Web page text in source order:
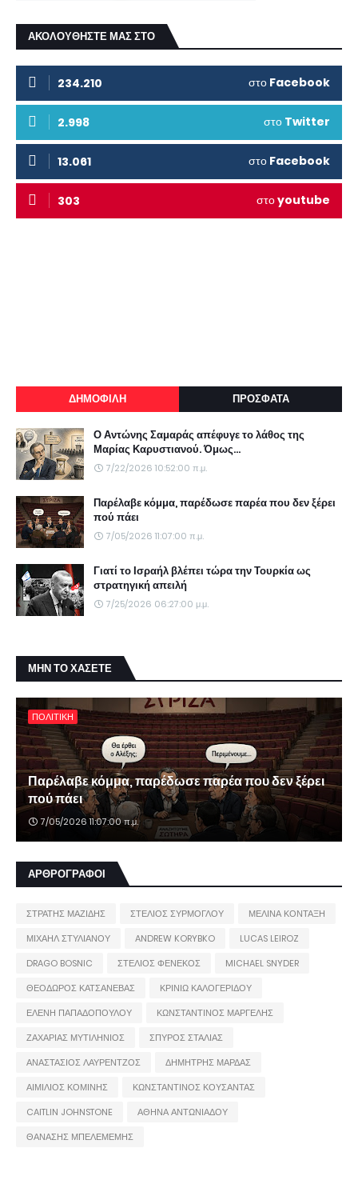
ΑΚΟΛΟΥΘΗΣΤΕ ΜΑΣ ΣΤΟ
234.210 στο Facebook
2.998 στο Twitter
13.061 στο Facebook
303 στοyoutube
ΔΗΜΟΦΙΛΗ ΠΡΟΣΦΑΤΑ
Ο Αντώνης Σαμαράς απέφυγε το λάθος της
Μαρίας Καρυστιανού. Όμως...
7/22/2026 10:52:00 π.μ.
Παρέλαβε κόμμα, παρέδωσε παρέα που δεν ξέρει
πού πάει
7/05/2026 11:07:00 π.μ.
Γιατί το Ισραήλ βλέπει τώρα την Τουρκία ως
στρατηγική απειλή
7/25/2026 06:27:00 μ.μ.
ΜΗΝ ΤΟ ΧΑΣΕΤΕ
ΠΟΛΙΤΙΚΗ
Παρέλαβε κόμμα, παρέδωσε παρέα που δεν ξέρει
πού πάει
7/05/2026 11:07:00 π.μ.
ΑΡΘΡΟΓΡΑΦΟΙ
ΣΤΡΑΤΗΣ ΜΑΖΙΔΗΣ ΣΤΕΛΙΟΣ ΣΥΡΜΟΓΛΟΥ
ΜΕΛΙΝΑ ΚΟΝΤΑΞΗ
ΜΙΧΑΗΛ ΣΤΥΛΙΑΝΟΥ
ANDREW KORYBKO
LUCAS LEIROZ
DRAGO BOSNIC
ΣΤΕΛΙΟΣ ΦΕΝΕΚΟΣ
MICHAEL SNYDER
ΘΕΟΔΩΡΟΣ ΚΑΤΣΑΝΕΒΑΣ
ΚΡΙΝΙΩ ΚΑΛΟΓΕΡΙΔΟΥ
ΕΛΕΝΗ ΠΑΠΑΔΟΠΟΥΛΟΥ
ΚΩΝΣΤΑΝΤΙΝΟΣ ΜΑΡΓΕΛΗΣ
ΖΑΧΑΡΙΑΣ ΜΥΤΙΛΗΝΙΟΣ
ΣΠΥΡΟΣ ΣΤΑΛΙΑΣ
ΑΝΑΣΤΑΣΙΟΣ ΛΑΥΡΕΝΤΖΟΣ
ΔΗΜΗΤΡΗΣ ΜΑΡΔΑΣ
ΑΙΜΙΛΙΟΣ ΚΟΜΙΝΗΣ
ΚΩΝΣΤΑΝΤΙΝΟΣ ΚΟΥΣΑΝΤΑΣ
CAITLIN JOHNSTONE
ΑΘΗΝΑ ΑΝΤΩΝΙΑΔΟΥ
ΘΑΝΑΣΗΣ ΜΠΕΛΕΜΕΜΗΣ